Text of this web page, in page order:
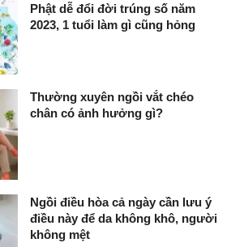
Phật dễ đổi đời trúng số năm
2023, 1 tuổi làm gì cũng hỏng
Thường xuyên ngồi vắt chéo
chân có ảnh hưởng gì?
Ngồi điều hòa cả ngày cần lưu ý
điều này để da không khô, người
không mệt